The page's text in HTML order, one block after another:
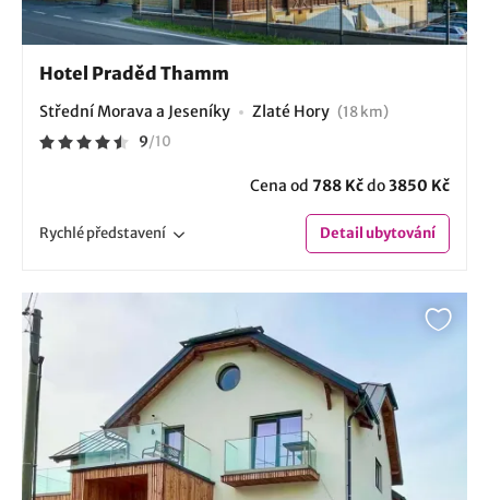
Hotel Praděd Thamm
Střední Morava a Jeseníky Zlaté Hory (18 km)
9/10
Cena od 788 Kčdo3850 Kč
Rychlépředstavení Detailubytování